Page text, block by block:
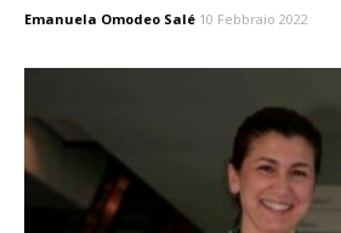
Emanuela Omodeo Salé 10 Febbraio 2022